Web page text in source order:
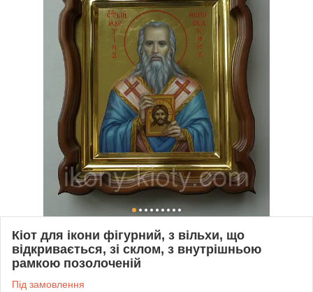
Кіот для ікони фігурний, з вільхи, що
відкривається, зі склом, з внутрішньою
рамкою позолоченій
Під замовлення